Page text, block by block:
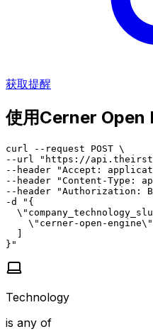
获取提醒
使用Cerner Open
curl --request POST \
--url "https://
--header "Accept:
--header "Content-Type:
--header "Authorization:
-d "{
    \"cerner-open-engine\"
  ]
}"
Technology
is any of